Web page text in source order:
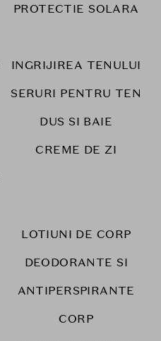
PROTECTIE SOLARA
INGRIJIREA TENULUI
SERURI PENTRU TEN
DUS SI BAIE
CREME DE ZI
LOTIUNI DE CORP
DEODORANTE SI
ANTIPERSPIRANTE
CORP